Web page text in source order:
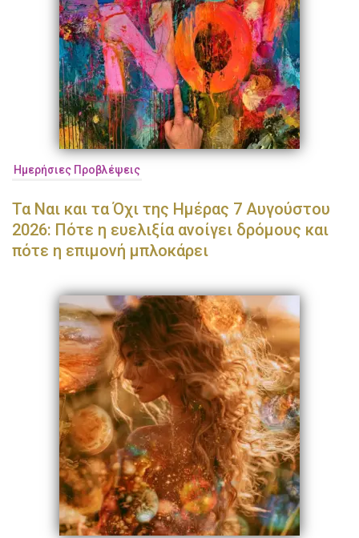
Ημερήσιες Προβλέψεις
Τα Ναι και τα Όχι της Ημέρας 7 Αυγούστου
2026: Πότε η ευελιξία ανοίγει δρόμους και
πότε η επιμονή μπλοκάρει